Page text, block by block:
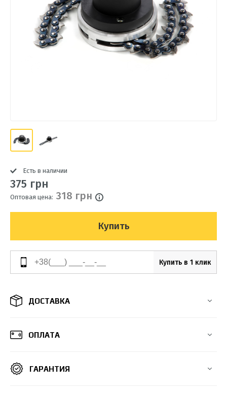
Есть в наличии
375 грн
Оптовая цена: 318 грн
Купить
Купить в 1 клик
ДОСТАВКА
ОПЛАТА
ГАРАНТИЯ